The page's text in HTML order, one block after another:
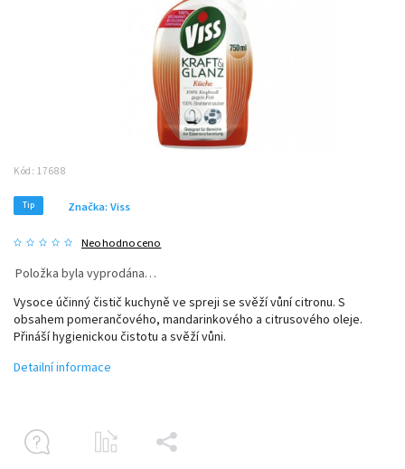
Kód: 17688
Tip
Neohodnoceno
Značka: Viss
Položka byla vyprodána…
Vysoce účinný čistič kuchyně ve spreji se svěží vůní citronu. S
obsahem pomerančového, mandarinkového a citrusového oleje.
Přináší hygienickou čistotu a svěží vůni.
Detailní informace